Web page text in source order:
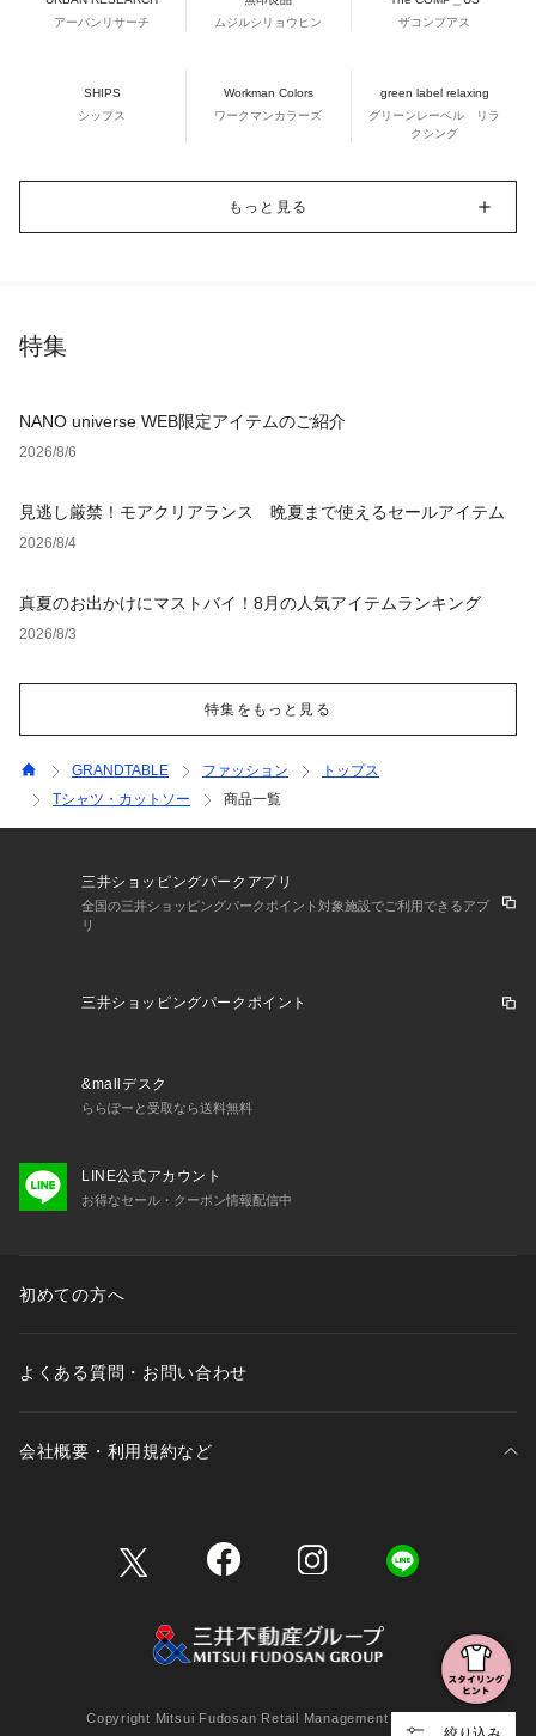
アーバンリサーチ
ムジルシリョウヒン
ザコンプアス
SHIPS
シップス
Workman Colors
ワークマンカラーズ
green label relaxing
グリーンレーベル リラ
クシング
もっと見る
特集
NANO universe WEB限定アイテムのご紹介
2026/8/6
見逃し厳禁！モアクリアランス 晩夏まで使えるセールアイテム
2026/8/4
真夏のお出かけにマストバイ！8月の人気アイテムランキング
2026/8/3
特集をもっと見る
GRANDTABLE ファッション
トップス
Tシャツ・カットソー
商品一覧
三井ショッピングパークアプリ
全国の三井ショッピングパークポイント対象施設でご利用できるアプ
リ
三井ショッピングパークポイント
&mallデスク
ららぽーと受取なら送料無料
LINE公式アカウント
お得なセール・クーポン情報配信中
初めての方へ
よくある質問・お問い合わせ
会社概要・利用規約など
Copyright Mitsui Fudosan Retail Management Co., Ltd.